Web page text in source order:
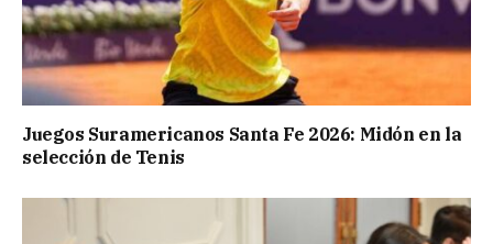
Juegos Suramericanos Santa Fe 2026: Midón en la
selección de Tenis